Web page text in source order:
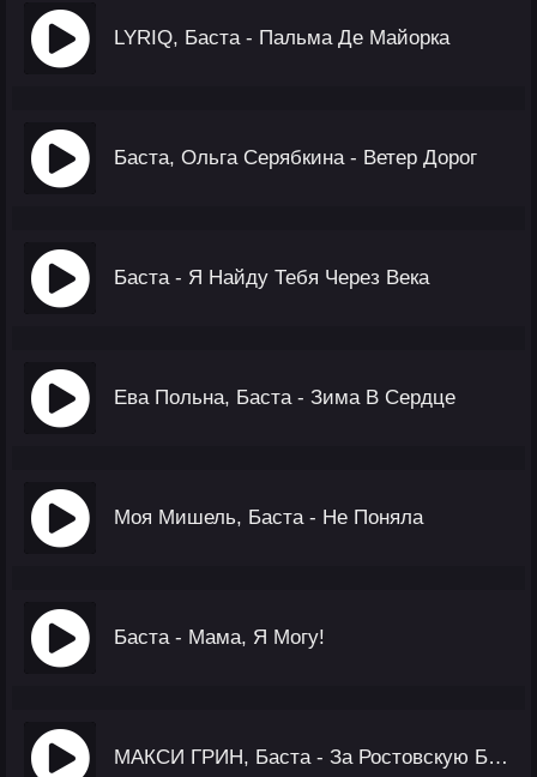
LYRIQ, Баста - Пальма Де Майорка
Баста, Ольга Серябкина - Ветер Дорог
Баста - Я Найду Тебя Через Века
Ева Польна, Баста - Зима В Сердце
Моя Мишель, Баста - Не Поняла
Баста - Мама, Я Могу!
МАКСИ ГРИН, Баста - За Ростовскую Братву